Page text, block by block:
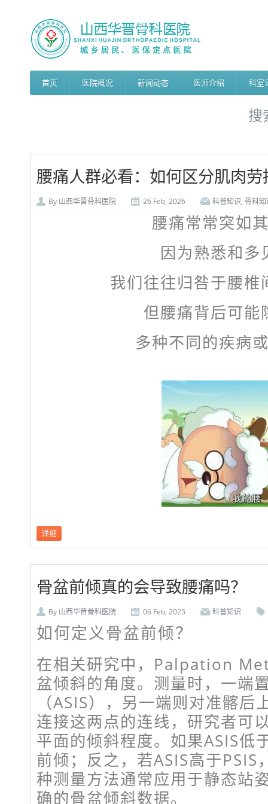
首页 医院概况 新闻动态 医师介绍 科室
搜
腰痛人群必看：如何区分肌肉
By 山西华晋骨科医院 26 Feb, 2026 科普知识, 骨科知
腰痛常常突如
因为熟悉和多
我们往往归咎于腰椎
但腰痛背后可能
多种不同的疾病
详细
骨盆前倾真的会导致腰痛吗？
By 山西华晋骨科医院 06 Feb, 2025 科普知识
如何定义骨盆前倾？
在相关研究中，Palpation
盆倾斜的角度。测量时，一端
（ASIS），另一端则对准髂后
连接这两点的连线，研究者可
平面的倾斜程度。如果ASIS低
前倾；反之，若ASIS高于PSIS
种测量方法通常应用于静态站
确的骨盆倾斜数据。